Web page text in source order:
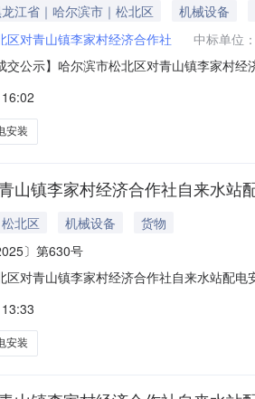
江省｜哈尔滨市｜松北区
机械设备
区对青山镇李家村经济合作社
中标单位
交公示】哈尔滨市松北区对青山镇李家村
。
安装
山镇李家村经济合作社自来水站
北区 机械设备
货物
〕第630号
区对青山镇李家村经济合作社自来水站配
如下，详见附件。注：本澄清公告是采购
窦女士联系方式：13115
安装